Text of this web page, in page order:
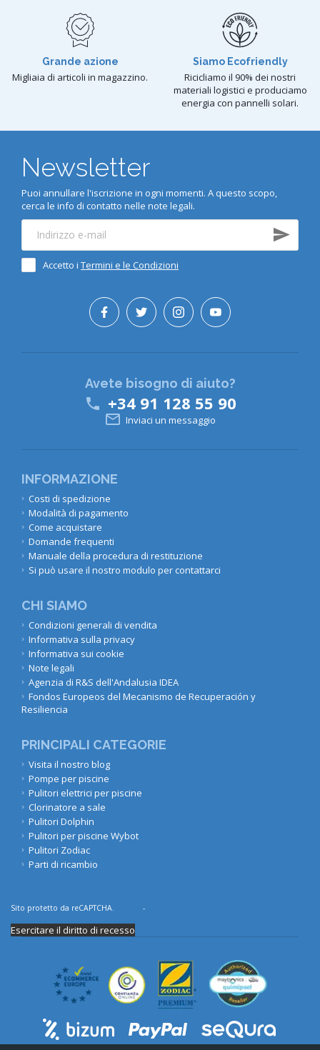
Grande azione
Migliaia di articoli in magazzino.
Siamo Ecofriendly
Ricicliamo il 90% dei nostri
materiali logistici e produciamo
energia con pannelli solari.
Newsletter
Puoi annullare l'iscrizione in ogni momenti. A questo scopo,
cerca le info di contatto nelle note legali.
Accetto i Termini e le Condizioni
INFORMAZIONE
Costi di spedizione
Modalità di pagamento
Come acquistare
Domande frequenti
Manuale della procedura di restituzione
Si può usare il nostro modulo per contattarci
CHI SIAMO
Condizioni generali di vendita
Informativa sulla privacy
Informativa sui cookie
Note legali
Agenzia di R&S dell'Andalusia IDEA
Fondos Europeos del Mecanismo de Recuperación y
Resiliencia
PRINCIPALI CATEGORIE
Visita il nostro blog
Pompe per piscine
Pulitori elettrici per piscine
Clorinatore a sale
Pulitori Dolphin
Pulitori per piscine Wybot
Pulitori Zodiac
Parti di ricambio
Avete bisogno di aiuto?
 +34 91 128 55 90
 Inviaci un messaggio
Sito protetto da reCAPTCHA. -
Esercitare il diritto di recesso